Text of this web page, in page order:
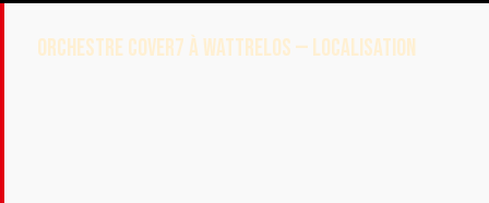
ORCHESTRE COVER7 À WATTRELOS — LOCALISATION